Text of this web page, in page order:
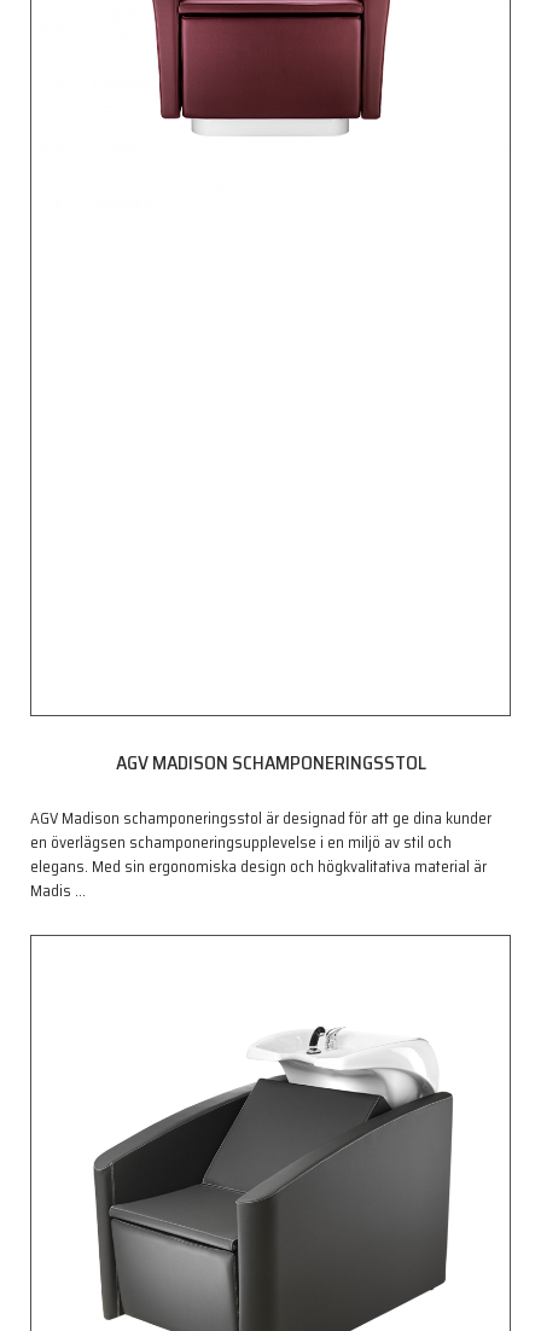
AGV MADISON SCHAMPONERINGSSTOL
AGV Madison schamponeringsstol är designad för att ge dina kunder
en överlägsen schamponeringsupplevelse i en miljö av stil och
elegans. Med sin ergonomiska design och högkvalitativa material är
Madis …